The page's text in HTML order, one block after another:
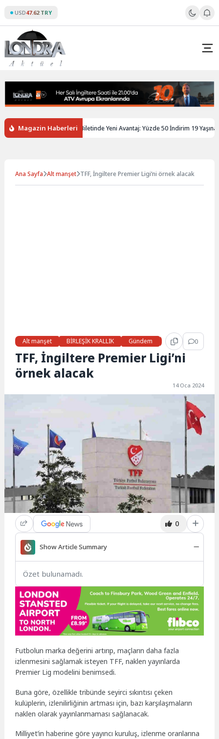
content
USD47.62 TRY
Magazin Haberleri
Gençlere Tren Biletinde Yeni Avantaj: Yüzde 50 İndirim 19 Yaşına
Ana Sayfa Alt manşet TFF, İngiltere Premier Ligi’ni örnek alacak
Alt manşet BİRLEŞİK KRALLIK Gündem Haberler 0
TFF, İngiltere Premier Ligi’ni
örnek alacak
14 Oca 2024
0
Show Article Summary
Özet bulunamadı.
Futbolun marka değerini artırıp, maçların daha fazla
izlenmesini sağlamak isteyen TFF, naklen yayınlarda
Premier Lig modelini benimsedi.
Buna göre, özellikle tribünde seyirci sıkıntısı çeken
kulüplerin, izlenilirliğinin artması için, bazı karşılaşmaların
naklen olarak yayınlanmaması sağlanacak.
Milliyet’in haberine göre yayıncı kuruluş, izlenme oranlarına